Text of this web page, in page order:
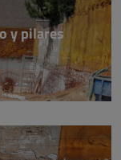
y pilares